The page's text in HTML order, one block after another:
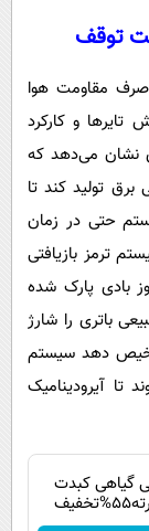
توقف
مقاومت هوا
و کارکرد
نشان می‌دهد که
برق تولید کند تا
حتی در زمان
ترمز بازیافتی
بادی پارک شده
باتری را شارژ
دهد سیستم
تا آیرودینامیک
گیاهی کبدت